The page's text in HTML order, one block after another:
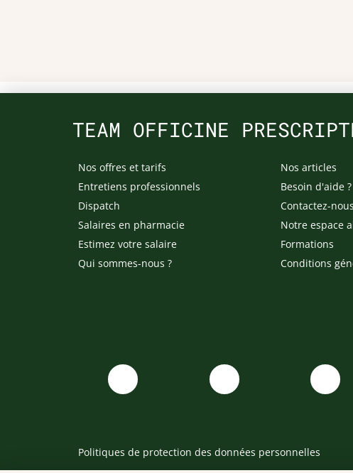
TEAM OFFICINE
Nos offres et tarifs
Entretiens professionnels
Dispatch
Salaires en pharmacie
Estimez votre salaire
Qui sommes-nous ?
Nos articles
Besoin d'aide ?
Contactez-nous
Notre espace
Formations
Conditions
Politiques de protection des données personnelles